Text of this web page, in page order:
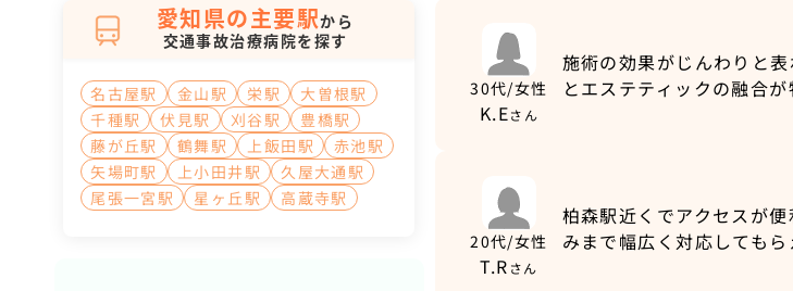
30代/女性
K.Eさん
施術の効果がじんわりと
とエステティックの融合が
20代/女性
T.R さん
柏森駅近くでアクセスが
みまで幅広く対応してもら
愛知県の主要駅から
交通事故治療病院を探す
名古屋駅 金山駅 栄駅
大曽根駅
千種駅
伏見駅 刈谷駅
豊橋駅
藤が丘駅
鶴舞駅 上飯田駅
赤池駅
矢場町駅
上小田井駅
久屋大通駅
尾張一宮駅
星ヶ丘駅 高蔵寺駅